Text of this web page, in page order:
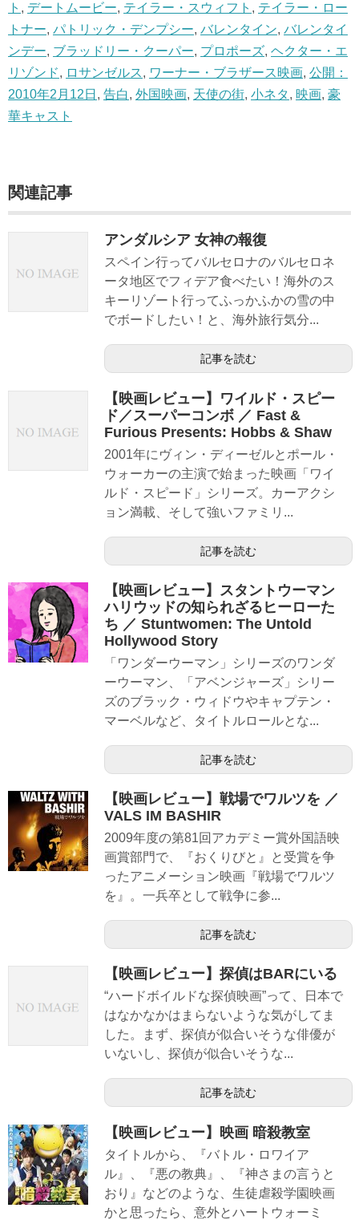
ト , デートムービー, テイラー・スウィフト , テイラー・ロー
トナー, パトリック・デンプシー, バレンタイン, バレンタイ
ンデー, ブラッドリー・クーパー, プロポーズ, ヘクター・エ
リゾンド, ロサンゼルス, ワーナー・ブラザース映画, 公開：
2010年2月12日 , 告白, 外国映画, 天使の街, 小ネタ, 映画, 豪
華キャスト
関連記事
アンダルシア 女神の報復
スペイン行ってバルセロナのバルセロネ
ータ地区でフィデア食べたい！海外のス
キーリゾート行ってふっかふかの雪の中
でボードしたい！と、海外旅行気分...
記事を読む
【映画レビュー】ワイルド・スピー
ド／スーパーコンボ ／ Fast &
Furious Presents: Hobbs & Shaw
2001年にヴィン・ディーゼルとポール・
ウォーカーの主演で始まった映画「ワイ
ルド・スピード」シリーズ。カーアクシ
ョン満載、そして強いファミリ...
記事を読む
【映画レビュー】スタントウーマン
ハリウッドの知られざるヒーローた
ち ／ Stuntwomen: The Untold
Hollywood Story
「ワンダーウーマン」シリーズのワンダ
ーウーマン、「アベンジャーズ」シリー
ズのブラック・ウィドウやキャプテン・
マーベルなど、タイトルロールとな...
記事を読む
【映画レビュー】戦場でワルツを ／
VALS IM BASHIR
2009年度の第81回アカデミー賞外国語映
画賞部門で、『おくりびと』と受賞を争
ったアニメーション映画『戦場でワルツ
を』。一兵卒として戦争に参...
記事を読む
【映画レビュー】探偵はBARにいる
“ハードボイルドな探偵映画”って、日本で
はなかなかはまらないような気がしてま
した。まず、探偵が似合いそうな俳優が
いないし、探偵が似合いそうな...
記事を読む
【映画レビュー】映画 暗殺教室
タイトルから、『バトル・ロワイア
ル』、『悪の教典』、『神さまの言うと
おり』などのような、生徒虐殺学園映画
かと思ったら、意外とハートウォーミ